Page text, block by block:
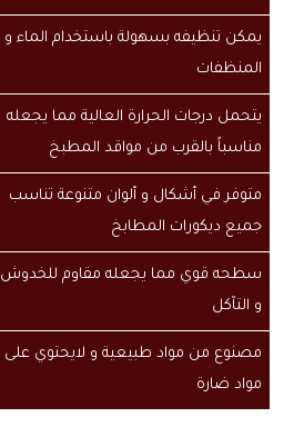
يمكن تنظيفه بسهولة باستخدام الماء و
المنظفات
يتحمل درجات الحرارة العالية مما يجعله
مناسباً بالقرب من مواقد المطبخ
متوفر في أشكال و ألوان متنوعة تناسب
جميع ديكورات المطابخ
سطحه قوي مما يجعله مقاوم للخدوش
و التآكل
مصنوع من مواد طبيعية و لايحتوي على
مواد ضارة